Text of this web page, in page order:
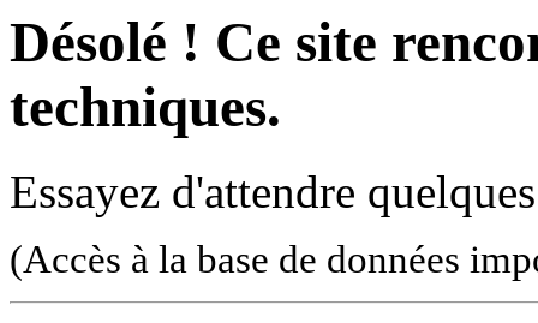
Désolé ! Ce site
techniques.
Essayez d'attendre
(Accès à la base de données